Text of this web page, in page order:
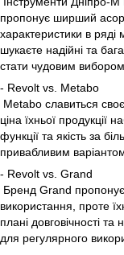
пропонує ширший
характеристики в
шукаєте надійні та
стати чудовим вибором.
- Revolt vs. Metabo
Metabo славиться
ціна їхньої продукції
функції та якість за
привабливим
- Revolt vs. Grand
Бренд Grand
використання, проте
плані довговічності
для регулярного